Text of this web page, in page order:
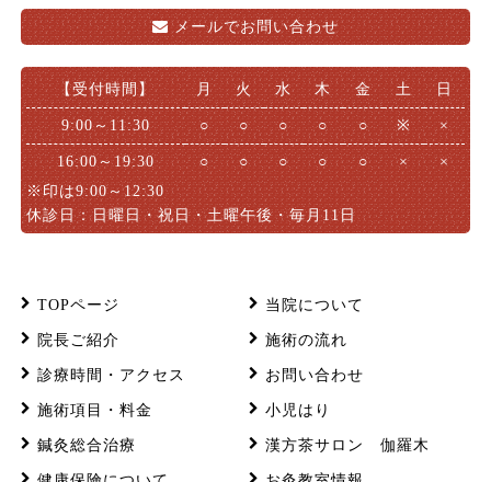
メールでお問い合わせ
【受付時間】 月 火 水 木 金 土 日
9:00～11:30 ○ ○ ○ ○ ○ ※ ×
16:00～19:30 ○ ○ ○ ○ ○ ×
×
※印は9:00～12:30
休診日：日曜日・祝日・土曜午後・毎月11日
TOPページ 当院について
院長ご紹介 施術の流れ
診療時間・アクセス お問い合わせ
施術項目・料金 小児はり
鍼灸総合治療 漢方茶サロン 伽羅木